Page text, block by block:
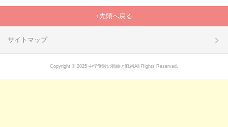
先頭へ戻る
サイトマップ
Copyright © 2025 中学受験の戦略と戦術All Rights Reserved.